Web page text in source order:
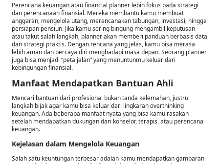
Perencana keuangan atau financial planner lebih fokus pada strategi
dan perencanaan finansial. Mereka membantu kamu membuat
anggaran, mengelola utang, merencanakan tabungan, investasi, hingga
persiapan pensiun. Jika kamu sering bingung mengambil keputusan
atau takut salah langkah, planner akan memberi panduan berbasis data
dan strategi praktis. Dengan rencana yang jelas, kamu bisa merasa
lebih aman dan percaya diri menghadapi masa depan. Seorang planner
juga bisa menjadi “peta jalan” yang menuntunmu keluar dari
kebingungan finansial.
Manfaat Mendapatkan Bantuan Ahli
Mencari bantuan dari profesional bukan tanda kelemahan, justru
langkah bijak agar kamu bisa keluar dari lingkaran overthinking
keuangan. Ada beberapa manfaat nyata yang bisa kamu rasakan
setelah mendapatkan dukungan dari konselor, terapis, atau perencana
keuangan.
Kejelasan dalam Mengelola Keuangan
Salah satu keuntungan terbesar adalah kamu mendapatkan gambaran